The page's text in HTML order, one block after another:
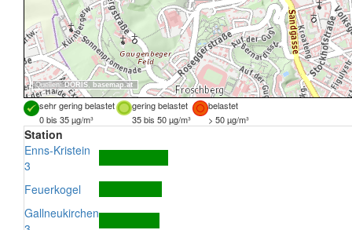
Quellen:DORIS, basemap.at
sehr gering belastet gering belastet
belastet
0 bis 35 µg/m³
35 bis 50 µg/m³ > 50 µg/m³
Station
Enns-Kristein
3
Feuerkogel
Gallneukirchen